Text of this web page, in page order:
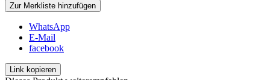
Zur Merkliste hinzufügen
WhatsApp
E-Mail
facebook
Link kopieren